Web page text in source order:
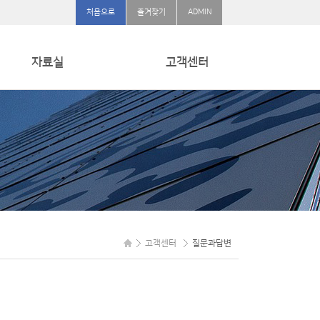
처음으로 즐겨찾기 ADMIN
자료실
신제품
고객센터
공지사항
질문과답변
고객센터 질문과답변